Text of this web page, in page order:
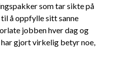
som tar sikte på
å oppfylle sitt sanne
jobben hver dag og
gjort virkelig betyr noe,